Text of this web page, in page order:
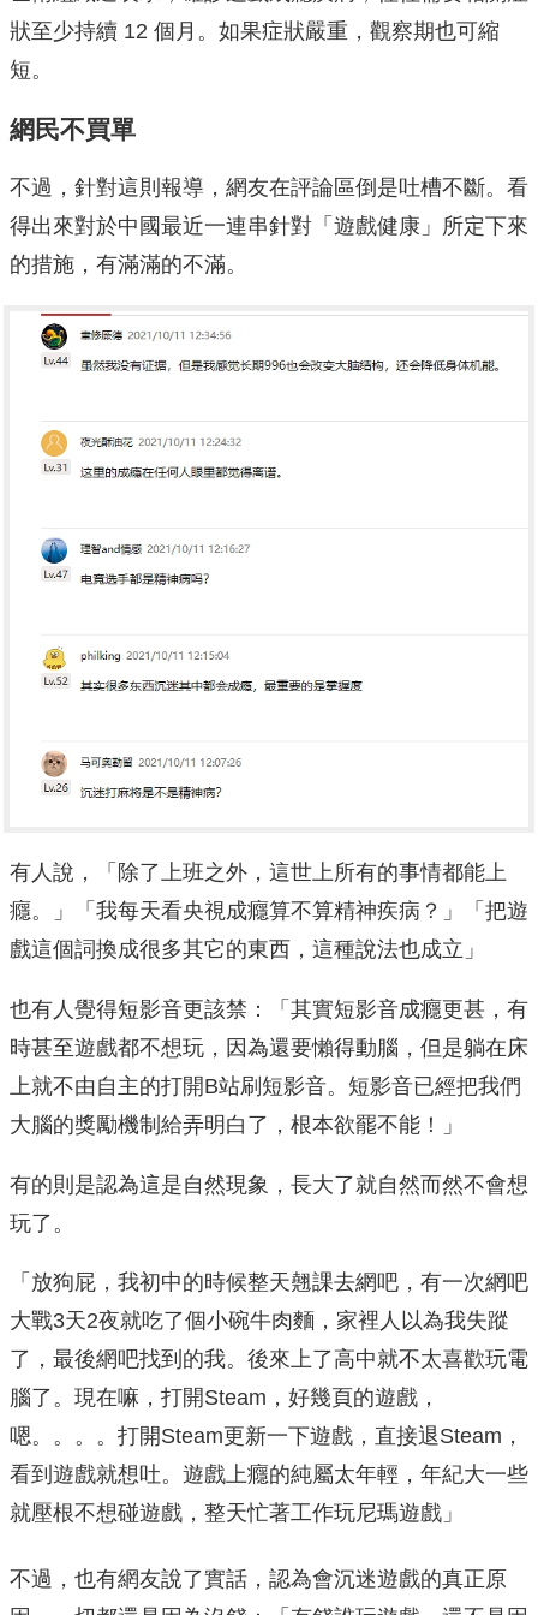
狀至少持續 12 個月。如果症狀嚴重，觀察期也可縮
短。
網民不買單
不過，針對這則報導，網友在評論區倒是吐槽不斷。看
得出來對於中國最近一連串針對「遊戲健康」所定下來
的措施，有滿滿的不滿。
有人說，「除了上班之外，這世上所有的事情都能上
癮。」「我每天看央視成癮算不算精神疾病？」「把遊
戲這個詞換成很多其它的東西，這種說法也成立」
也有人覺得短影音更該禁：「其實短影音成癮更甚，有
時甚至遊戲都不想玩，因為還要懶得動腦，但是躺在床
上就不由自主的打開B站刷短影音。短影音已經把我們
大腦的獎勵機制給弄明白了，根本欲罷不能！」
有的則是認為這是自然現象，長大了就自然而然不會想
玩了。
「放狗屁，我初中的時候整天翹課去網吧，有一次網吧
大戰3天2夜就吃了個小碗牛肉麵，家裡人以為我失蹤
了，最後網吧找到的我。後來上了高中就不太喜歡玩電
腦了。現在嘛，打開Steam，好幾頁的遊戲，
嗯。。。。打開Steam更新一下遊戲，直接退Steam，
看到遊戲就想吐。遊戲上癮的純屬太年輕，年紀大一些
就壓根不想碰遊戲，整天忙著工作玩尼瑪遊戲」
不過，也有網友說了實話，認為會沉迷遊戲的真正原